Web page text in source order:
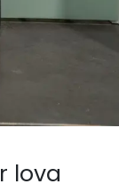
lova